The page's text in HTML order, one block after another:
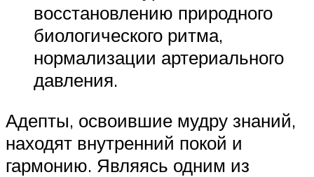
восстановлению природного
биологического ритма,
нормализации артериального
давления.
Адепты, освоившие мудру знаний,
находят внутренний покой и
гармонию. Являясь одним из